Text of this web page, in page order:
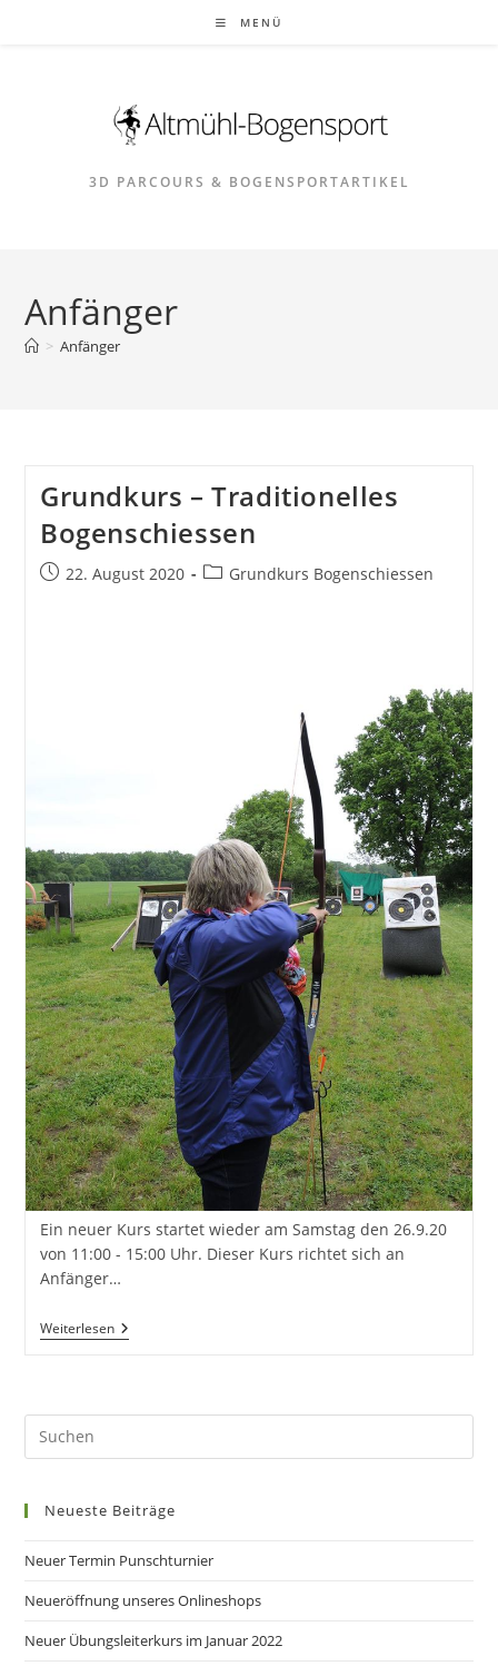
MENÜ
3D PARCOURS & BOGENSPORTARTIKEL
Anfänger
> Anfänger
Grundkurs – Traditionelles
Bogenschiessen
Beitrag22. August 2020
Beitrags-
Grundkurs Bogenschiessen
Ein neuer Kurs startet wieder am Samstag den 26.9.20
von 11:00 - 15:00 Uhr. Dieser Kurs richtet sich an
Anfänger…
WeiterlesenGrundkurs
–
Neueste Beiträge
Neuer Termin Punschturnier
Neueröffnung unseres Onlineshops
Neuer Übungsleiterkurs im Januar 2022